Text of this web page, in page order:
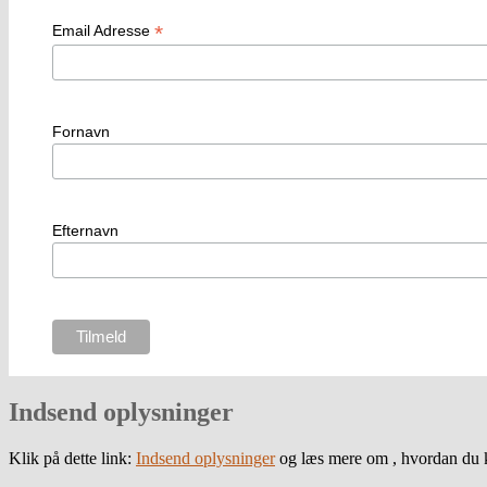
Email Adresse *
Fornavn
Efternavn
Indsend oplysninger
Klik på dette link: Indsend oplysningerog læs mere om , hvordan du